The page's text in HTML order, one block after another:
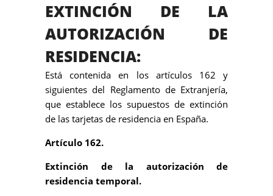
EXTINCIÓN DE LA
AUTORIZACIÓN DE
RESIDENCIA:
Está contenida en los artículos 162 y
siguientes del Reglamento de Extranjería,
que establece los supuestos de extinción
de las tarjetas de residencia en España.
Artículo 162.
Extinción de la autorización de
residencia temporal.